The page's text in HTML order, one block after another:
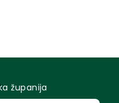
županija